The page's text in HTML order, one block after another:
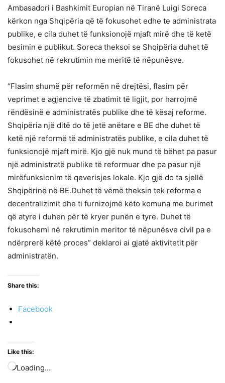
Ambasadori i Bashkimit Europian në Tiranë Luigi Soreca
kërkon nga Shqipëria që të fokusohet edhe te administrata
publike, e cila duhet të funksionojë mjaft mirë dhe të ketë
besimin e publikut. Soreca theksoi se Shqipëria duhet të
fokusohet në rekrutimin me meritë të nëpunësve.
“Flasim shumë për reformën në drejtësi, flasim për
veprimet e agjencive të zbatimit të ligjit, por harrojmë
rëndësinë e administratës publike dhe të kësaj reforme.
Shqipëria një ditë do të jetë anëtare e BE dhe duhet të
ketë një reformë të administratës publike, e cila duhet të
funksionojë mjaft mirë. Kjo gjë nuk mund të bëhet pa pasur
një administratë publike të reformuar dhe pa pasur një
mirëfunksionim të qeverisjes lokale. Kjo gjë do ta sjellë
Shqipërinë në BE.Duhet të vëmë theksin tek reforma e
decentralizimit dhe ti furnizojmë këto komuna me burimet
që atyre i duhen për të kryer punën e tyre. Duhet të
fokusohemi në rekrutimin meritor të nëpunësve civil pa e
ndërprerë këtë proces” deklaroi ai gjatë aktivitetit për
administratën.
Share this:
Facebook
Like this:
Loading…